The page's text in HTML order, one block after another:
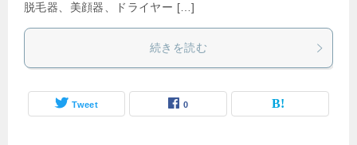
脱毛器、美顔器、ドライヤー […]
続きを読む
Tweet 0